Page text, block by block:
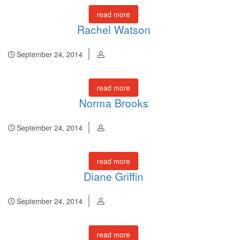
read more
Rachel Watson
September 24, 2014
read more
Norma Brooks
September 24, 2014
read more
Diane Griffin
September 24, 2014
read more